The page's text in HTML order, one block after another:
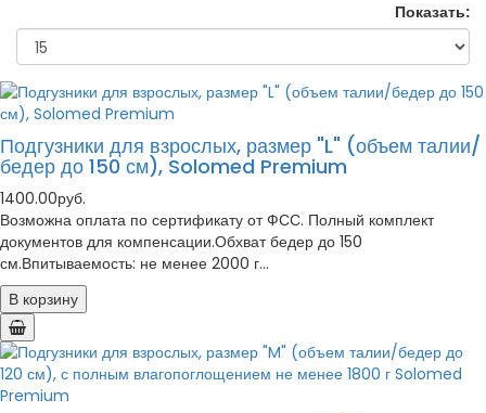
Показать:
Подгузники для взрослых, размер "L" (объем талии/
бедер до 150 см), Solomed Premium
1400.00руб.
Возможна оплата по сертификату от ФСС. Полный комплект
документов для компенсации.Обхват бедер до 150
см.Впитываемость: не менее 2000 г...
В корзину